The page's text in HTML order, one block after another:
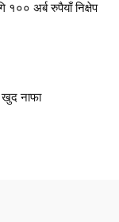
१०० अर्ब रुपैयाँ निक्षेप
नाफा